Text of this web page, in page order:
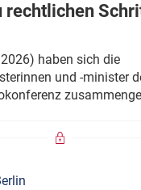
rechtlichen
haben sich die
und -minister